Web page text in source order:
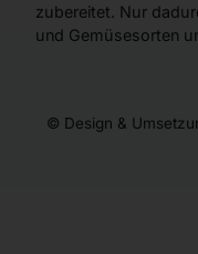
zubereitet. Nur
und Gemüsesorten
© Design &